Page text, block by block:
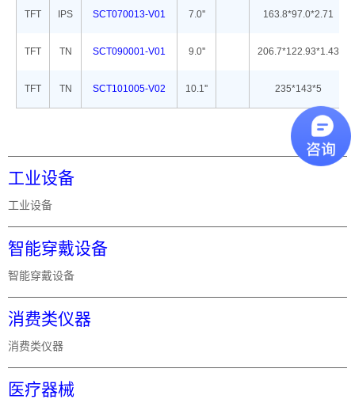
TFT IPS SCT070013-V01 7.0'' 163.8*97.0*2.71
TFT TN SCT090001-V01 9.0'' 206.7*122.93*1.43
TFT TN SCT101005-V02 10.1'' 235*143*5
工业设备
工业设备
智能穿戴设备
智能穿戴设备
消费类仪器
消费类仪器
医疗器械